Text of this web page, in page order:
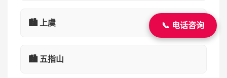
🏙️ 上虞
🏙️ 五指山
📞 电话咨询